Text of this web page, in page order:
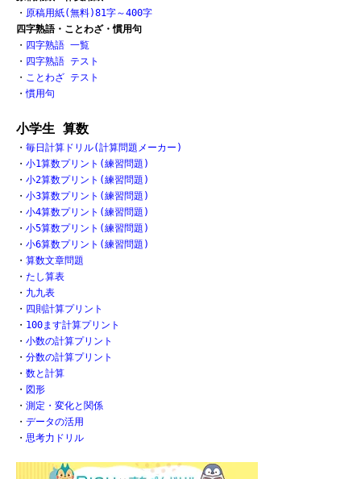
・ 原稿用紙(無料)81字～400字
四字熟語・ことわざ・慣用句
・ 四字熟語 一覧
・ 四字熟語 テスト
・ ことわざ テスト
・慣用句
小学生 算数
・ 毎日計算ドリル(計算問題メーカー)
・ 小1算数プリント(練習問題)
・ 小2算数プリント(練習問題)
・ 小3算数プリント(練習問題)
・ 小4算数プリント(練習問題)
・ 小5算数プリント(練習問題)
・ 小6算数プリント(練習問題)
・ 算数文章問題
・ たし算表
・ 九九表
・ 四則計算プリント
・ 100ます計算プリント
・ 小数の計算プリント
・ 分数の計算プリント
・ 数と計算
・ 図形
・ 測定・変化と関係
・ データの活用
・ 思考力ドリル